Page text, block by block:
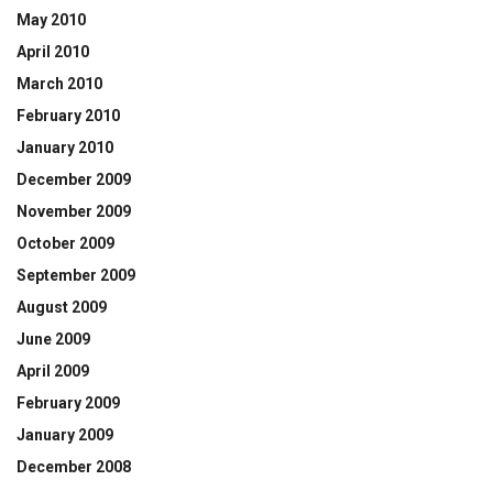
May 2010
April 2010
March 2010
February 2010
January 2010
December 2009
November 2009
October 2009
September 2009
August 2009
June 2009
April 2009
February 2009
January 2009
December 2008